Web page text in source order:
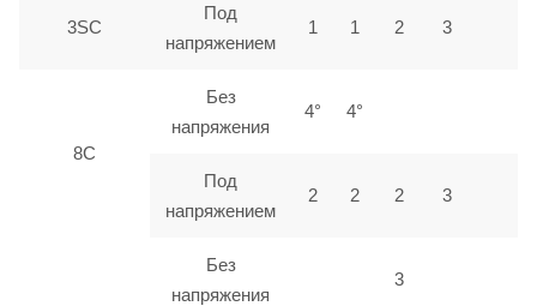
3SC
Под
напряжением
1 1 2 3
8C
Без
напряжения
4° 4°
Под
напряжением
2 2 2 3
Без
напряжения
3